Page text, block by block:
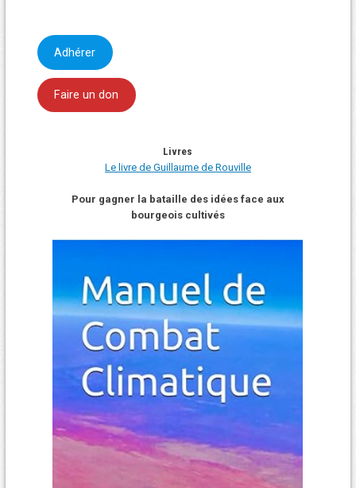
Adhérer
Faire un don
Livres
Le livre de Guillaume de Rouville
Pour gagner la bataille des idées face aux
bourgeois cultivés